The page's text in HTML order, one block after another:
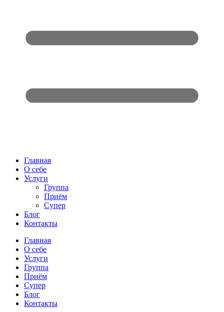
Главная
О себе
Услуги
Группа
Приём
Супер
Блог
Контакты
Главная
О себе
Услуги
Группа
Приём
Супер
Блог
Контакты